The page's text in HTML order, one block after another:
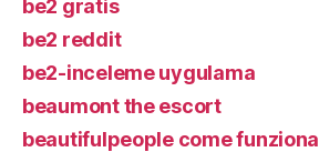
be2 gratis
be2 reddit
be2-inceleme uygulama
beaumont the escort
beautifulpeople come funziona